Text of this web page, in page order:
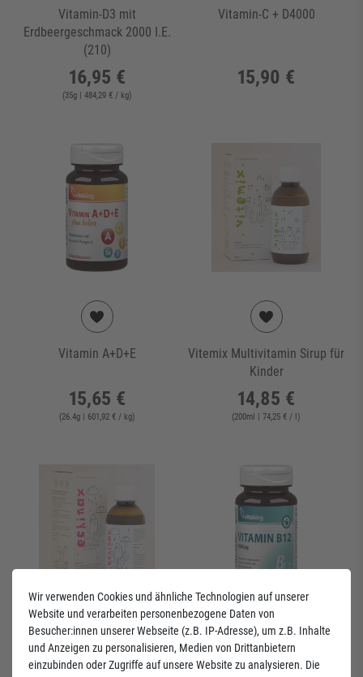
Vitamin-D3 mit
Erdbeergeschmack 2000 I.E.
(210)
16,95 €
(35g| 484,29 € / kg)
Vitamin-C + D4000
15,90 €
Vitamin A+D+E
15,65 €
(26.4g| 601,92 € / kg)
Vitemix Multivitamin Sirup für
Kinder
14,85 €
(200ml | 74,25 € / l)
Wir verwenden Cookies und ähnliche Technologien auf unserer
Website und verarbeiten personenbezogene Daten von
Besucher:innen unserer Webseite (z.B. IP-Adresse), um z.B. Inhalte
und Anzeigen zu personalisieren, Medien von Drittanbietern
einzubinden oder Zugriffe auf unsere Website zu analysieren. Die